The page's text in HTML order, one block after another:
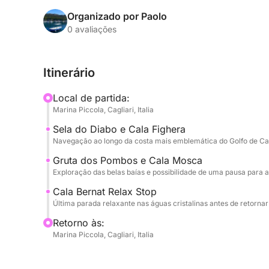
relaxamento imerso nas cores espetaculares do
de Bernat), desfrutando do mar longe da
Cagliari.
Um aperitivo típico da Sardenha, água fresca,
branco local serão oferecidos a bordo para
acolhedor.
Para o almoço, você pode escolher entre:
- parada em Cala Mosca ou Marina Piccola com
selecionado;
Organizado por Paolo
0 avaliações
Itinerário
Local de partida:
Marina Piccola, Cagliari, Italia
Sela do Diabo e Cala Fighera
Navegação ao longo da costa mais emblemática do Golfo de
Gruta dos Pombos e Cala Mosca
Exploração das belas baías e possibilidade de uma pausa para
Cala Bernat Relax Stop
Última parada relaxante nas águas cristalinas antes de
Retorno às:
Marina Piccola, Cagliari, Italia